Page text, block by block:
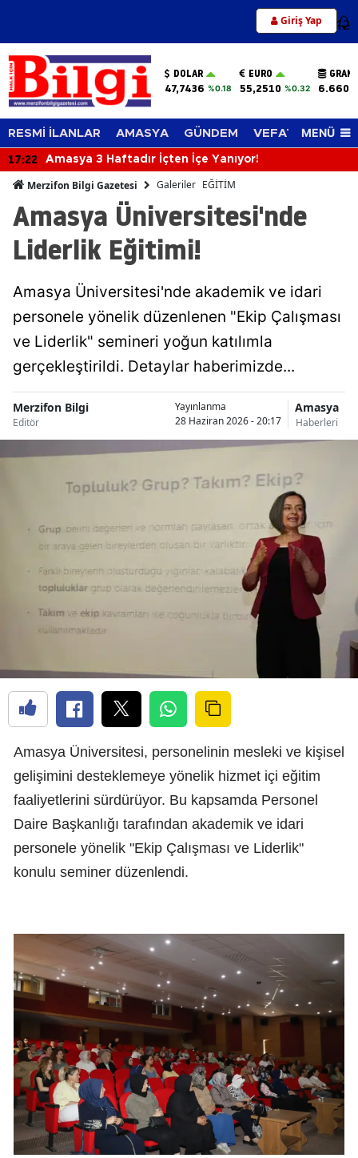
Giriş Yap 12
DOLAR
47,7436 %0.18
EURO
55,2510 %0.32
RESMİ İLANLAR AMASYA GÜNDEM VEFAT EDENLER
MENÜ
17:22 Amasya 3 Haftadır İçten İçe Yanıyor!
Merzifon Bilgi Gazetesi Galeriler EĞİTİM
Amasya Üniversitesi'nde
Liderlik Eğitimi!
Amasya Üniversitesi'nde akademik ve idari
personele yönelik düzenlenen "Ekip Çalışması
ve Liderlik" semineri yoğun katılımla
gerçekleştirildi. Detaylar haberimizde...
Merzifon Bilgi
Editör
Yayınlanma
28 Haziran 2026 - 20:17
Amasya
Haberleri
Amasya Üniversitesi, personelinin mesleki ve kişisel
gelişimini desteklemeye yönelik hizmet içi eğitim
faaliyetlerini sürdürüyor. Bu kapsamda Personel
Daire Başkanlığı tarafından akademik ve idari
personele yönelik "Ekip Çalışması ve Liderlik"
konulu seminer düzenlendi.